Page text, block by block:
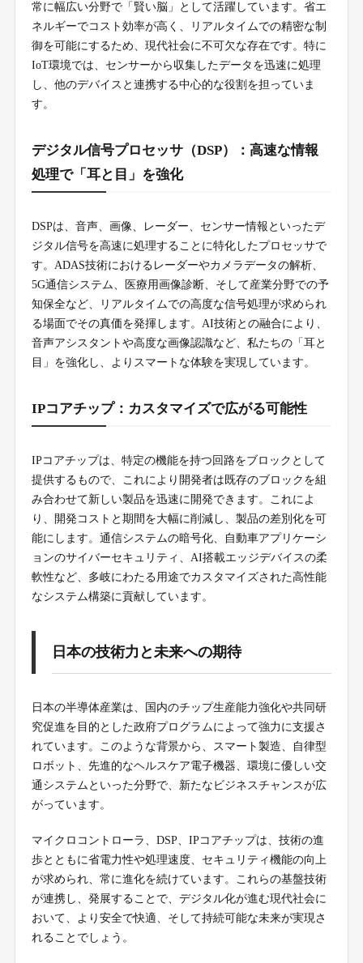
常に幅広い分野で「賢い脳」として活躍しています。省エ
ネルギーでコスト効率が高く、リアルタイムでの精密な制
御を可能にするため、現代社会に不可欠な存在です。特に
IoT環境では、センサーから収集したデータを迅速に処理
し、他のデバイスと連携する中心的な役割を担っていま
す。
デジタル信号プロセッサ（DSP）：高速な情報
処理で「耳と目」を強化
DSPは、音声、画像、レーダー、センサー情報といったデ
ジタル信号を高速に処理することに特化したプロセッサで
す。ADAS技術におけるレーダーやカメラデータの解析、
5G通信システム、医療用画像診断、そして産業分野での予
知保全など、リアルタイムでの高度な信号処理が求められ
る場面でその真価を発揮します。AI技術との融合により、
音声アシスタントや高度な画像認識など、私たちの「耳と
目」を強化し、よりスマートな体験を実現しています。
IPコアチップ：カスタマイズで広がる可能性
IPコアチップは、特定の機能を持つ回路をブロックとして
提供するもので、これにより開発者は既存のブロックを組
み合わせて新しい製品を迅速に開発できます。これによ
り、開発コストと期間を大幅に削減し、製品の差別化を可
能にします。通信システムの暗号化、自動車アプリケーシ
ョンのサイバーセキュリティ、AI搭載エッジデバイスの柔
軟性など、多岐にわたる用途でカスタマイズされた高性能
なシステム構築に貢献しています。
日本の技術力と未来への期待
日本の半導体産業は、国内のチップ生産能力強化や共同研
究促進を目的とした政府プログラムによって強力に支援さ
れています。このような背景から、スマート製造、自律型
ロボット、先進的なヘルスケア電子機器、環境に優しい交
通システムといった分野で、新たなビジネスチャンスが広
がっています。
マイクロコントローラ、DSP、IPコアチップは、技術の進
歩とともに省電力性や処理速度、セキュリティ機能の向上
が求められ、常に進化を続けています。これらの基盤技術
が連携し、発展することで、デジタル化が進む現代社会に
おいて、より安全で快適、そして持続可能な未来が実現さ
れることでしょう。